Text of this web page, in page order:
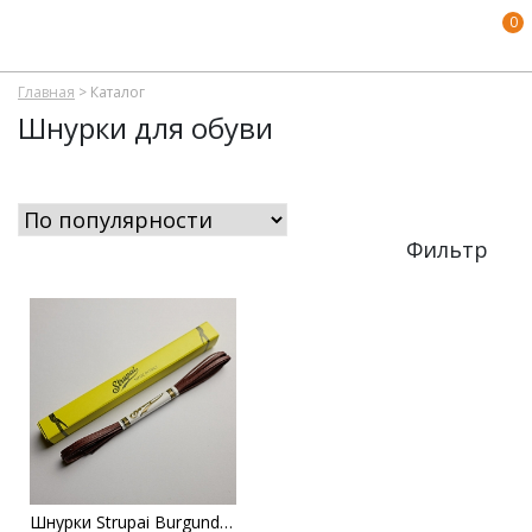
0
Главная > Каталог
Шнурки для обуви
Фильтр
Шнурки Strupai Burgundy Flat Waxed Laces 85 cm